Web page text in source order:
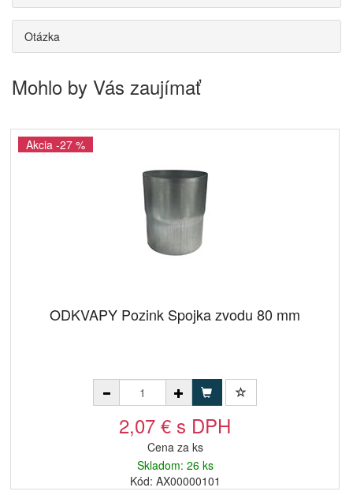
Otázka
Mohlo by Vás zaujímať
Akcia -27 %
ODKVAPY Pozink Spojka zvodu 80 mm
2,07 € s DPH
Cena za ks
Skladom: 26 ks
Kód: AX00000101